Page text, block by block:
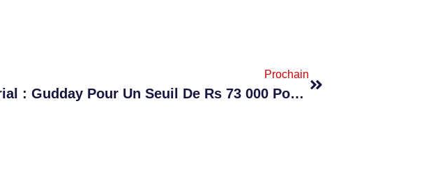
Prochain
Plafond Salarial : Gudday Pour Un Seuil De Rs 73 000 Pour Les Travailleurs